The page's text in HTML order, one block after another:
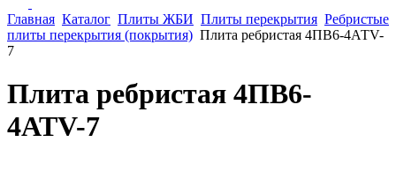
Главная Каталог Плиты ЖБИ Плиты перекрытия Ребристые
плиты перекрытия (покрытия) Плита ребристая 4ПВ6-4АТV-
7
Плита ребристая 4ПВ6-
4АТV-7